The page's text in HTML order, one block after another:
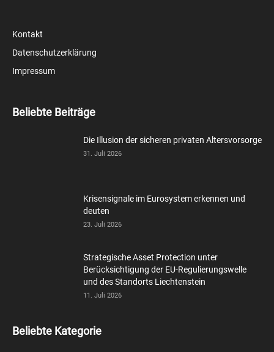
Kontakt
Datenschutzerklärung
Impressum
Beliebte Beiträge
Die Illusion der sicheren privaten Altersvorsorge
31. Juli 2026
Krisensignale im Eurosystem erkennen und
deuten
23. Juli 2026
Strategische Asset Protection unter
Berücksichtigung der EU-Regulierungswelle
und des Standorts Liechtenstein
11. Juli 2026
Beliebte Kategorie